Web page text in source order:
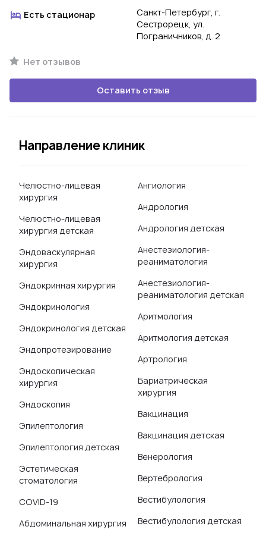
Есть стационар
Санкт-Петербург, г.
Сестрорецк, ул.
Пограничников, д. 2
Нет отзывов
Оставить отзыв
Направление клиник
Челюстно-лицевая
хирургия
Челюстно-лицевая
хирургия детская
Эндоваскулярная
хирургия
Эндокринная хирургия
Эндокринология
Эндокринология детская
Эндопротезирование
Эндоскопическая
хирургия
Эндоскопия
Эпилептология
Эпилептология детская
Эстетическая
стоматология
COVID-19
Абдоминальная хирургия
Ангиология
Андрология
Андрология детская
Анестезиология-
реаниматология
Анестезиология-
реаниматология детская
Аритмология
Аритмология детская
Артрология
Бариатрическая
хирургия
Вакцинация
Вакцинация детская
Венерология
Вертебрология
Вестибулология
Вестибулология детская